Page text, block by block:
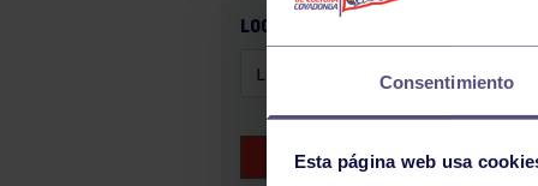
Consentimiento
Esta página web usa
GAM
HALTEROFILIA
KÁRATE
LOCALIZACIÓN
BUSCAR EVENTOS